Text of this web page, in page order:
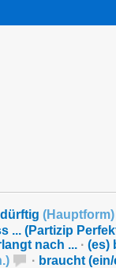
(Hauptform)
... (Partizip
nach ... · (es)
) · braucht (ein/